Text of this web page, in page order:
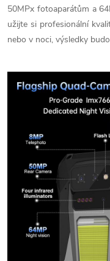
50MPx fotoaparátům a
užijte si profesionální
nebo v noci, výsledky